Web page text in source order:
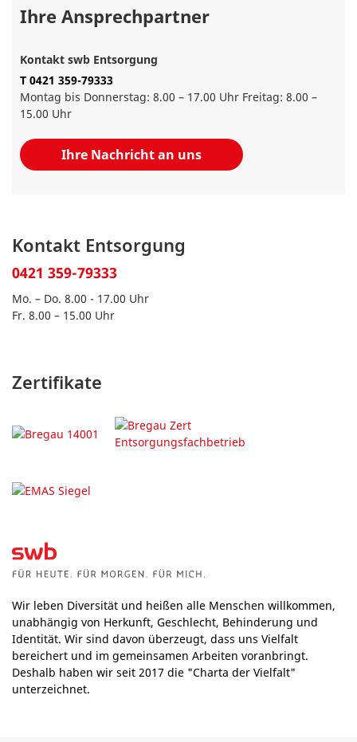
Ihre Ansprechpartner
Kontakt swb Entsorgung
T 0421 359-79333
Montag bis Donnerstag: 8.00 – 17.00 Uhr Freitag: 8.00 –
15.00 Uhr
Ihre Nachricht an uns
Kontakt Entsorgung
0421 359-79333
Mo. – Do. 8.00 - 17.00 Uhr
Fr. 8.00 – 15.00 Uhr
Zertifikate
Wir leben Diversität und heißen alle Menschen willkommen,
unabhängig von Herkunft, Geschlecht, Behinderung und
Identität. Wir sind davon überzeugt, dass uns Vielfalt
bereichert und im gemeinsamen Arbeiten voranbringt.
Deshalb haben wir seit 2017 die "Charta der Vielfalt"
unterzeichnet.